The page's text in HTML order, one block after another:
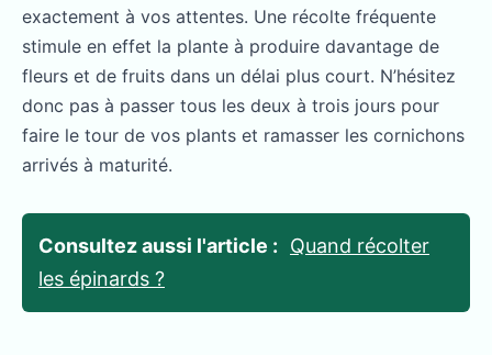
exactement à vos attentes. Une récolte fréquente
stimule en effet la plante à produire davantage de
fleurs et de fruits dans un délai plus court. N’hésitez
donc pas à passer tous les deux à trois jours pour
faire le tour de vos plants et ramasser les cornichons
arrivés à maturité.
Consultez aussi l'article :
Quand récolter
les épinards ?